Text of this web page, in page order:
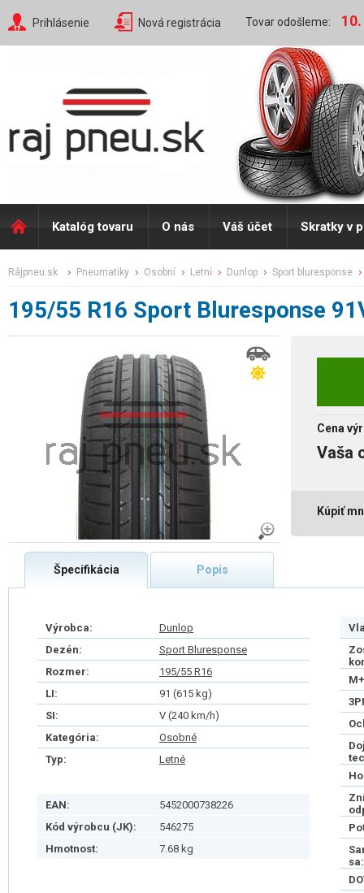
Prihlásenie Nová registrácia Tovar odošleme:
Katalóg tovaru O nás Váš účet Skratky v
rájpneu.sk pneumatiky osobní letní dunlop sport bluresponse
195/55 R16 Sport Bluresponse
Cena
Vaša
Kúpiť
Špecifikácia Popis
Výrobca:
Dunlop
Dezén:
Sport Bluresponse
Rozmer:
195/55 R16
LI:
91 (615 kg)
SI:
V (240 km/h)
Kategória:
Osobné
Typ:
Letné
EAN:
5452000738226
Kód výrobcu (JK):
546275
Hmotnost:
7.68 kg
sa: